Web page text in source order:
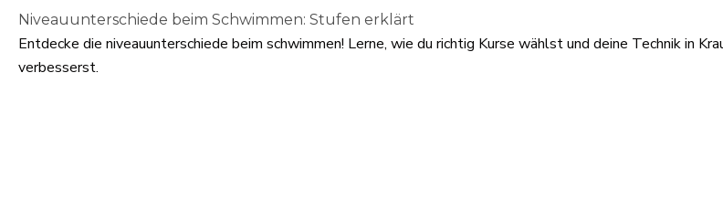
Niveauunterschiede beim Schwimmen: Stufen erklärt
Entdecke die niveauunterschiede beim schwimmen! Lerne, wie du richtig Kurse wählst und deine Technik in
verbesserst.